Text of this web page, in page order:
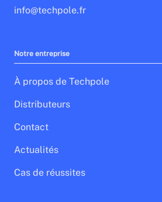
info@techpole.fr
Notre entreprise
À propos de Techpole
Distributeurs
Contact
Actualités
Cas de réussites